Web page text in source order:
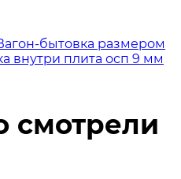
бытовка размером
внутри плита осп 9 мм
смотрели